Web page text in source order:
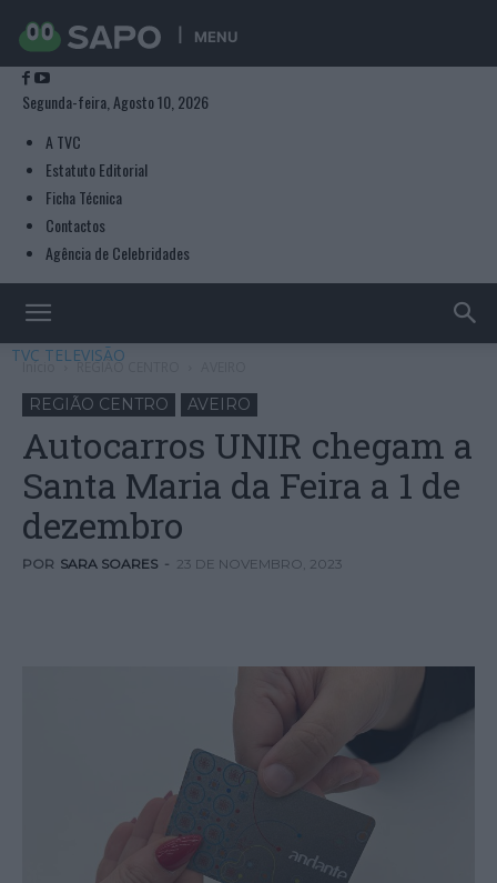
MENU
Segunda-feira, Agosto 10, 2026
A TVC
Estatuto Editorial
Ficha Técnica
Contactos
Agência de Celebridades
TVC TELEVISÃO
Início REGIÃO CENTRO
REGIÃO CENTRO AVEIRO
Autocarros UNIR chegam a
Santa Maria da Feira a 1 de
dezembro
POR SARA SOARES - 23 DE NOVEMBRO, 2023